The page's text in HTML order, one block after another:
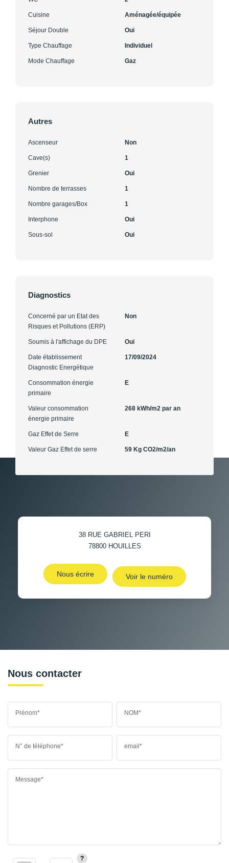
Cuisine Aménagée/équipée
Séjour Double Oui
Type Chauffage Individuel
Mode Chauffage Gaz
Autres
Ascenseur Non
Cave(s) 1
Grenier Oui
Nombre de terrasses 1
Nombre garages/Box 1
Interphone Oui
Sous-sol Oui
Diagnostics
Concerné par un Etat des
Risques et Pollutions (ERP)
Non
Soumis à l'affichage du DPE Oui
Date établissement
Diagnostic Energétique
17/09/2024
Consommation énergie
primaire
E
Valeur consommation
énergie primaire
268 kWh/m2 par an
Gaz Effet de Serre E
Valeur Gaz Effet de serre 59 Kg CO2/m2/an
38 RUE GABRIEL PERI
78800 HOUILLES
Nous écrire Voir le numéro
Nous contacter
Prénom* NOM*
N° de téléphone* email*
Message*